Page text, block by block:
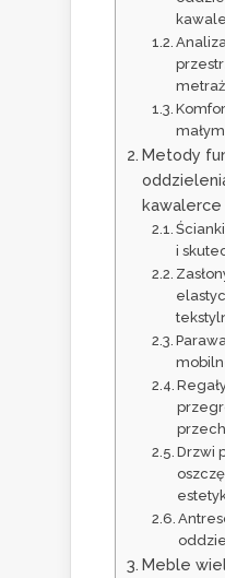
Metody
kawalerce
i
Drzwi
Meble